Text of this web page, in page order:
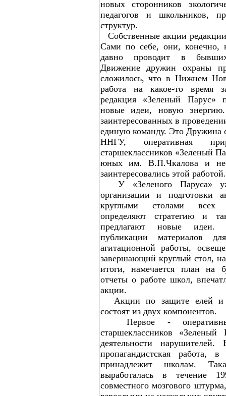
новых сторонников
педагогов и школьников,
структур.
Собственные акции
Сами по себе, они, конечно,
давно проводит в
Движение дружин охраны
сложилось, что в Нижнем
работа на какое-то время
редакция «Зеленый Парус»
новые идеи, новую
заинтересованных в
единую команду. Это Дружина
ННГУ, оперативная
старшеклассников «Зеленый
юных им. В.П.Чкалова и
заинтересовались этой работой.
У «Зеленого Паруса»
организации и подготовки
круглыми столами всех
определяют стратегию и
предлагают новые идеи.
публикации материалов
агитационной работы,
завершающий круглый стол,
итоги, намечается план на
отчеты о работе школ,
акции.
Акции по защите елей и
состоят из двух компонентов.
Первое -
старшеклассников
деятельности
пропагандистская работа,
принадлежит школам.
выработалась в течение
совместного мозгового